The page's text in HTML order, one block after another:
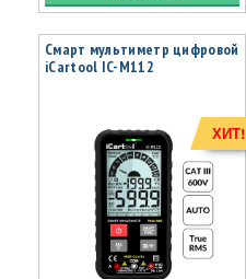
Смарт мультиметр цифровой
iCartool IC-M112
ХИТ!